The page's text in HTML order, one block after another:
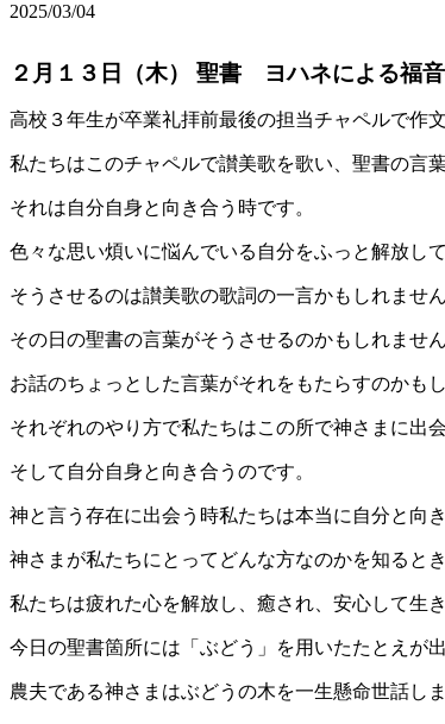
2025/03/04
２月１３日（木） 聖書 ヨハネによる
高校３年生が卒業礼拝前最後の担当チャペルで作
私たちはこのチャペルで讃美歌を歌い、聖書の言
それは自分自身と向き合う時です。
色々な思い煩いに悩んでいる自分をふっと解放し
そうさせるのは讃美歌の歌詞の一言かもしれません
その日の聖書の言葉がそうさせるのかもしれません
お話のちょっとした言葉がそれをもたらすのかもし
それぞれのやり方で私たちはこの所で神さまに出会
そして自分自身と向き合うのです。
神と言う存在に出会う時私たちは本当に自分と向
神さまが私たちにとってどんな方なのかを知るとき
私たちは疲れた心を解放し、癒され、安心して生
今日の聖書箇所には「ぶどう」を用いたたとえが出
農夫である神さまはぶどうの木を一生懸命世話しま